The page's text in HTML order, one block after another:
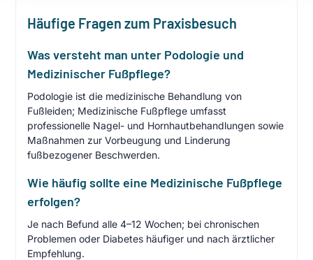
Häufige Fragen zum Praxisbesuch
Was versteht man unter Podologie und
Medizinischer Fußpflege?
Podologie ist die medizinische Behandlung von
Fußleiden; Medizinische Fußpflege umfasst
professionelle Nagel- und Hornhautbehandlungen sowie
Maßnahmen zur Vorbeugung und Linderung
fußbezogener Beschwerden.
Wie häufig sollte eine Medizinische Fußpflege
erfolgen?
Je nach Befund alle 4–12 Wochen; bei chronischen
Problemen oder Diabetes häufiger und nach ärztlicher
Empfehlung.